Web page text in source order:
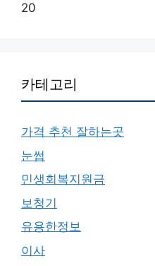
20
카테고리
가격 추천 잘하는곳
눈썹
민생회복지원금
보청기
유용한정보
이사